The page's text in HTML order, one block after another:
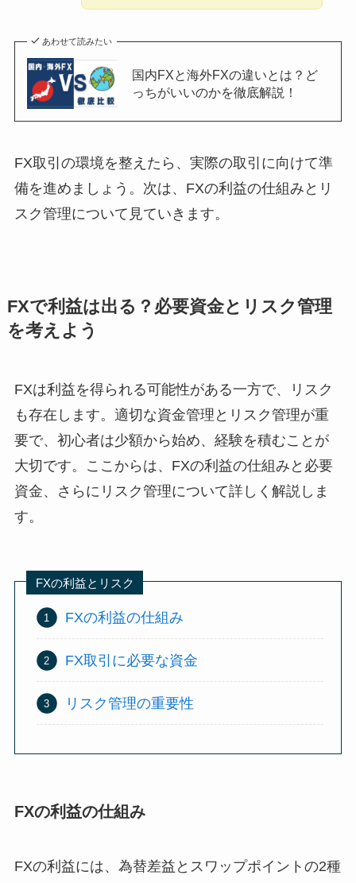
あわせて読みたい
国内FXと海外FXの違いとは？ど
っちがいいのかを徹底解説！
FX取引の環境を整えたら、実際の取引に向けて準
備を進めましょう。次は、FXの利益の仕組みとリ
スク管理について見ていきます。
FXで利益は出る？必要資金とリスク管理
を考えよう
FXは利益を得られる可能性がある一方で、リスク
も存在します。適切な資金管理とリスク管理が重
要で、初心者は少額から始め、経験を積むことが
大切です。ここからは、FXの利益の仕組みと必要
資金、さらにリスク管理について詳しく解説しま
す。
FXの利益とリスク
FXの利益の仕組み
FX取引に必要な資金
リスク管理の重要性
FXの利益の仕組み
FXの利益には、為替差益とスワップポイントの2種